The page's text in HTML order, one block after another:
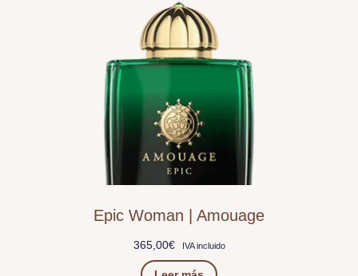
Epic Woman | Amouage
365,00€ IVA incluido